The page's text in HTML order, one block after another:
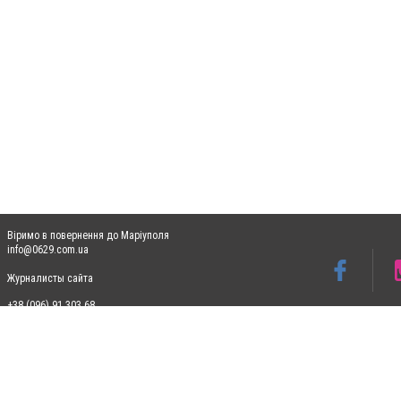
Віримо в повернення до Маріуполя
info@0629.com.ua
Журналисты сайта
+38 (096) 91 303 68